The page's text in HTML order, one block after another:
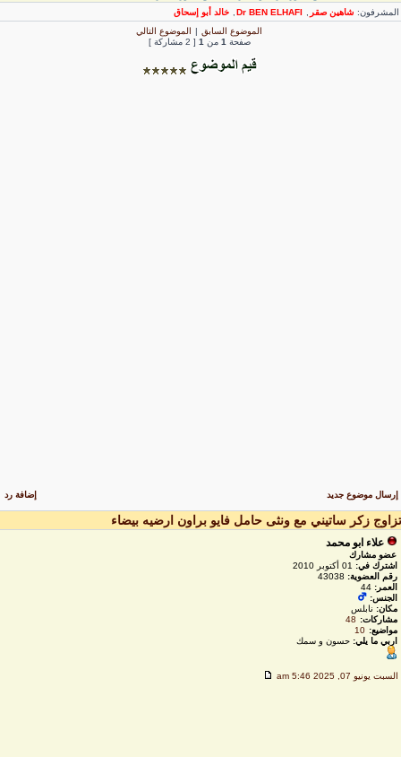
شاهين صقر Dr BEN ELHAFI
,
خالد أبو إسحاق
الموضوع السابق| الموضوع التالي
صفحة1 من [ 2 مشاركة ]
إرسال موضوع جديد إضافة رد
زكر ساتيني مع ونثى حامل فايو براون ارضيه بيضاء
علاء ابو محمد
عضو مشارك
اشترك في:01 أكتوبر 2010
رقم العضوية:43038
العمر: 44
الجنس:
مكان:نابلس
مشاركات:
48
مواضيع:
10
اربي ما يلي:حسون و سمك
السبت يونيو 07, 2025 5:46 am